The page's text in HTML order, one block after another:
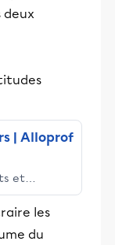
| Alloprof
et
les élèves
les
du